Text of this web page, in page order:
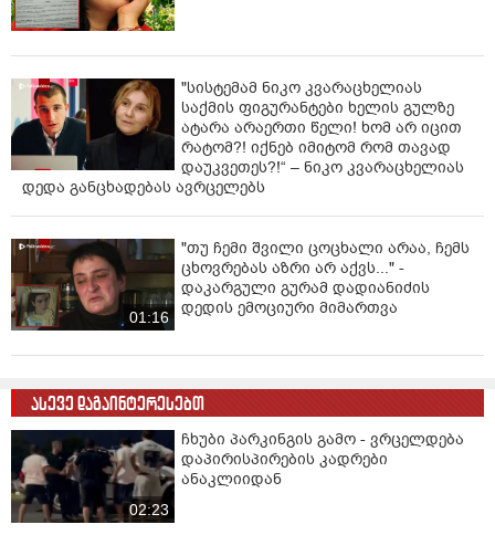
"სისტემამ ნიკო კვარაცხელიას
საქმის ფიგურანტები ხელის გულზე
ატარა არაერთი წელი! ხომ არ იცით
რატომ?! იქნებ იმიტომ რომ თავად
დაუკვეთეს?!“ – ნიკო კვარაცხელიას
დედა განცხადებას ავრცელებს
01:16
"თუ ჩემი შვილი ცოცხალი არაა, ჩემს
ცხოვრებას აზრი არ აქვს..." -
დაკარგული გურამ დადიანიძის
დედის ემოციური მიმართვა
ასევე დაგაინტერესებთ
02:23
ჩხუბი პარკინგის გამო - ვრცელდება
დაპირისპირების კადრები
ანაკლიიდან